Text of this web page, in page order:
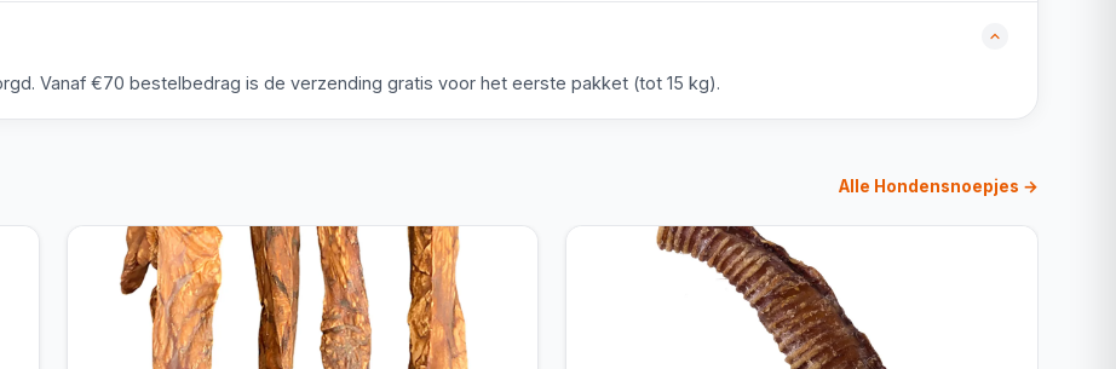
Vanaf €70 bestelbedrag is de verzending gratis voor het eerste pakket (tot 15 kg).
Alle Hondensnoepjes →